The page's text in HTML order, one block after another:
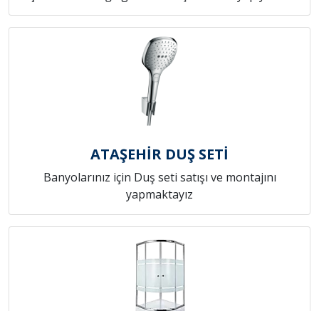
ATAŞEHİR DUŞ SETİ
Banyolarınız için Duş seti satışı ve montajını
yapmaktayız